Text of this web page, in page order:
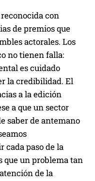
con
de premios que
actorales. Los
no tienen falla:
es cuidado
la credibilidad. El
a la edición
a que un sector
saber de antemano
paso de la
que un problema tan
de la